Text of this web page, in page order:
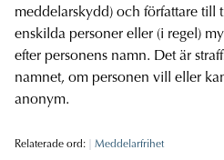
meddelarskydd) och författare till
enskilda personer eller (i regel)
efter personens namn. Det är
namnet, om personen vill eller
anonym.
Relaterade ord:
Meddelarfrihet